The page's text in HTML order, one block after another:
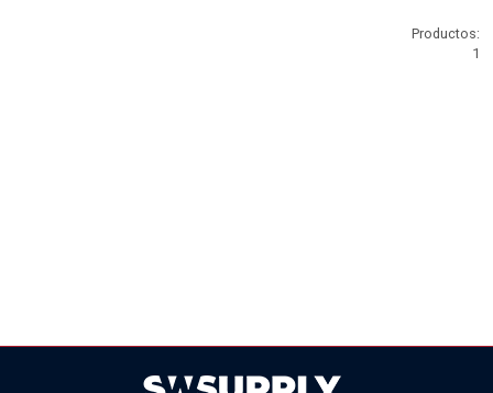
Productos:
1